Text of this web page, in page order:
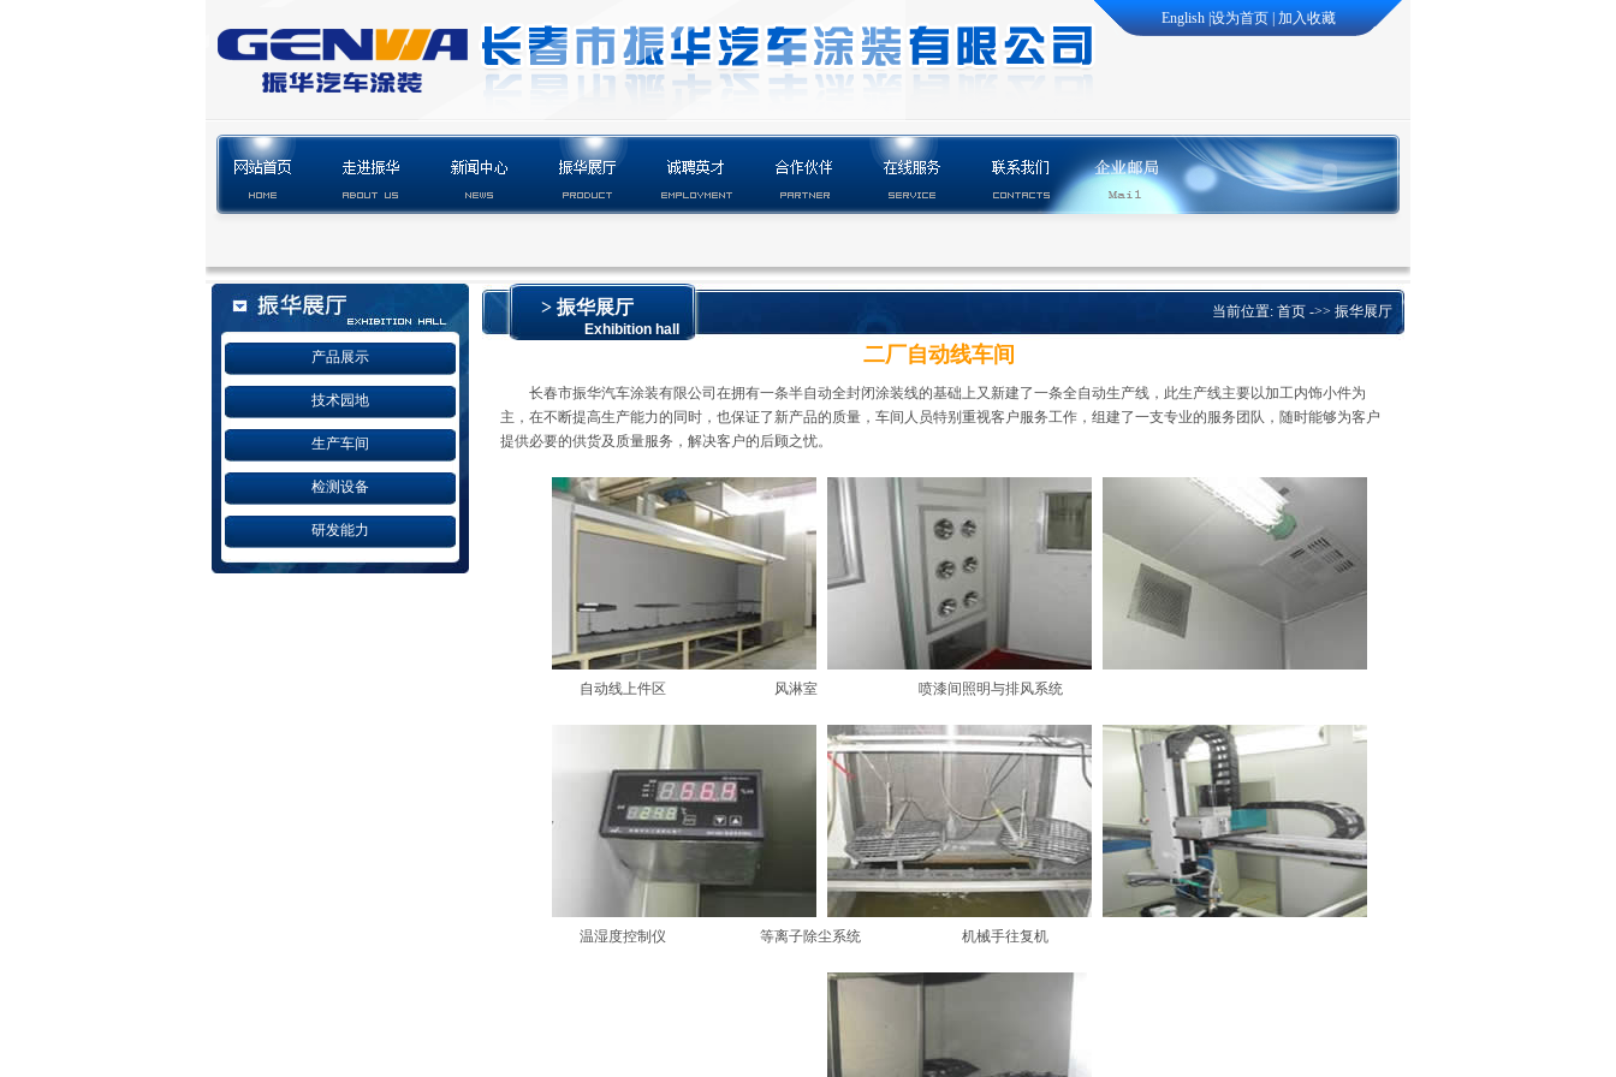
English|设为首页|加入收藏
产品展示
技术园地
生产车间
检测设备
研发能力
> 振华展厅
Exhibition hall
当前位置: 首页 ->> 振华展厅
二厂自动线车间
长春市振华汽车涂装有限公司在拥有一条半自动全封闭涂装线的基础上又新建了一条全自动生产线，此生产线主要以加工内饰小件为
主，在不断提高生产能力的同时，也保证了新产品的质量，车间人员特别重视客户服务工作，组建了一支专业的服务团队，随时能够为客户
提供必要的供货及质量服务，解决客户的后顾之忧。
自动线上件区 风淋室 喷漆间照明与排风系统
温湿度控制仪 等离子除尘系统 机械手往复机